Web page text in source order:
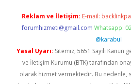
Reklam ve İletişim: E-mail:
forumhizmeti@gmail.com Whatsapp:
@karabul
Yasal Uyarı: Sitemiz, 5651 Sayılı
ve İletişim Kurumu (BTK) tarafından
olarak hizmet vermektedir. Bu